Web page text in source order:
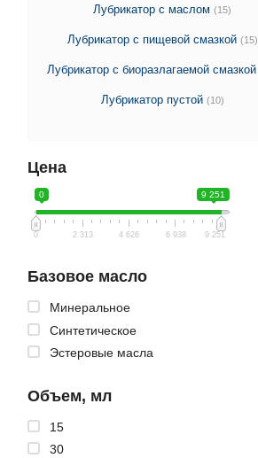
Лубрикатор с маслом (15)
Лубрикатор с пищевой смазкой (15)
Лубрикатор с биоразлагаемой смазкой
Лубрикатор пустой (10)
Цена
0 9 251
0 2 313 4 626 6 938 9 251
Базовое масло
Минеральное
Синтетическое
Эстеровые масла
Объем, мл
15
30